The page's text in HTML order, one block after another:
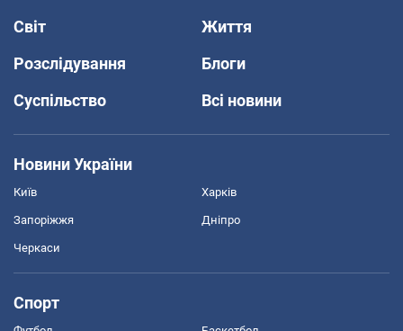
Світ
Життя
Розслідування
Блоги
Суспільство
Всі новини
Новини України
Київ Харків
Запоріжжя Дніпро
Черкаси
Спорт